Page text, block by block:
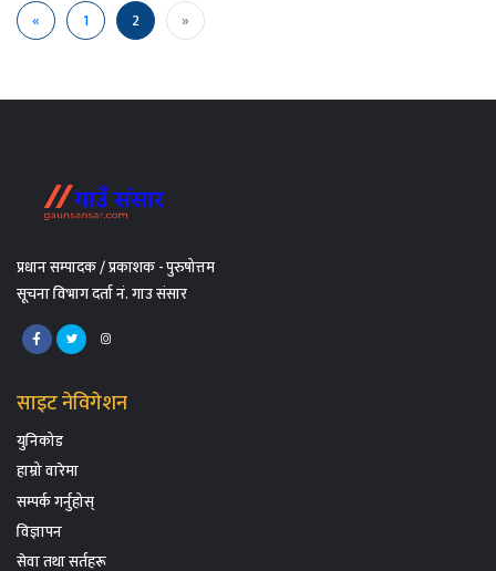
« Previous1 2 » Next
प्रधान सम्पादक / प्रकाशक - पुरुषोत्तम
सूचना विभाग दर्ता नं. गाउ संसार
साइट नेविगेशन
युनिकोड
हाम्रो वारेमा
सम्पर्क गर्नुहोस्
विज्ञापन
सेवा तथा सर्तहरू